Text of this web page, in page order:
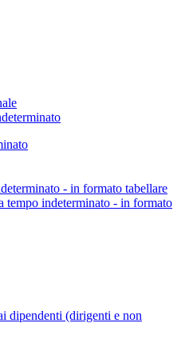
- in formato tabellare
tempo indeterminato - in formato
dipendenti (dirigenti e non